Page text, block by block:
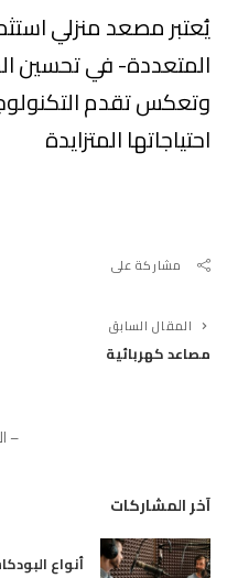
يُعتبر مصعد منزلي
المتعددة- في تحسين
وتعكس تقدم
احتياجاتها المتزايدة
مشاركة على
المقال السابق
مصاعد كهربائية
–
آخر المشاركات
أنواع